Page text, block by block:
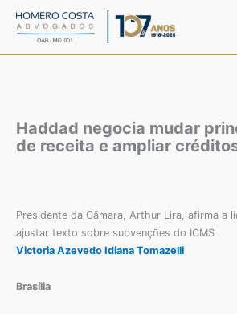
para
Haddad negocia mudar
de receita e ampliar
Presidente da Câmara, Arthur Lira, afirma a
ajustar texto sobre subvenções do ICMS
Victoria Azevedo Idiana Tomazelli
Brasília